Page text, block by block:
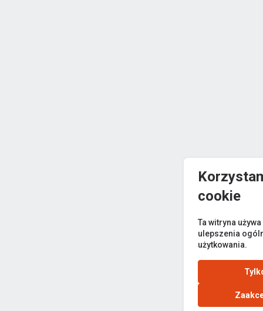
cookie
Ta witryna
ulepszenia
użytkowania.